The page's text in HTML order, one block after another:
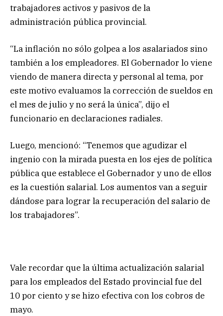
trabajadores activos y pasivos de la
administración pública provincial.
“La inflación no sólo golpea a los asalariados sino
también a los empleadores. El Gobernador lo viene
viendo de manera directa y personal al tema, por
este motivo evaluamos la corrección de sueldos en
el mes de julio y no será la única”, dijo el
funcionario en declaraciones radiales.
Luego, mencionó: “Tenemos que agudizar el
ingenio con la mirada puesta en los ejes de política
pública que establece el Gobernador y uno de ellos
es la cuestión salarial. Los aumentos van a seguir
dándose para lograr la recuperación del salario de
los trabajadores”.
Vale recordar que la última actualización salarial
para los empleados del Estado provincial fue del
10 por ciento y se hizo efectiva con los cobros de
mayo.